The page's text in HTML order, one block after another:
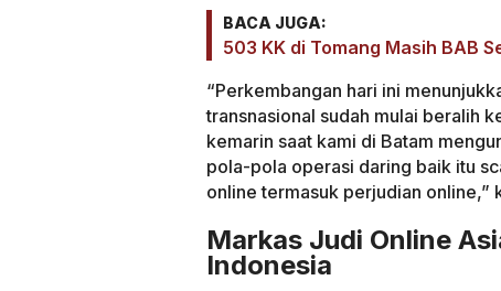
BACA JUGA:
503 KK di Tomang Masih BAB
“Perkembangan hari ini
transnasional sudah mulai beralih
kemarin saat kami di Batam
pola-pola operasi daring baik itu
online termasuk perjudian online,”
Markas Judi Online
Indonesia